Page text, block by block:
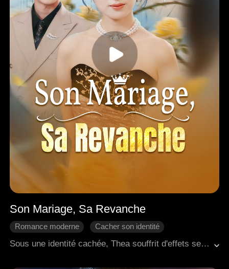
Son Mariage, Sa Revanche
Romance moderne
Cacher son identité
Riposter
Sous une identité cachée, Thea souffrit d'effets secondaires durables après avoir sauvé son fiancé Wyatt, ce qui provoqua une prise de poids jusqu'à 100 kilos à cause d'un traitement hormonal. Son père, un homme extrêmement puissant, soutenait secrètement Wyatt. Une fois devenu prospère, Wyatt fut dégoûté par le changement physique de Thea. Il renoua une liaison avec son premier amour, qui était aussi la femme de son frère, puis complota pour tuer ce dernier, simula sa propre mort et vola l'identité de son frère. Il remplaça son mariage avec Thea par une union avec sa belle-sœur. Ayant secrètement découvert la vérité, Thea jura de se venger. Par hasard, elle sauva le PDG Samuel, et ils convinrent de se marier le lendemain. Entre-temps, une puissante pilule amincissante créée par son frère l'aida à retrouver rapidement une silhouette fine. À la fin, Thea arriva à la cérémonie de mariage volé, prête à débuter sa vengeance.